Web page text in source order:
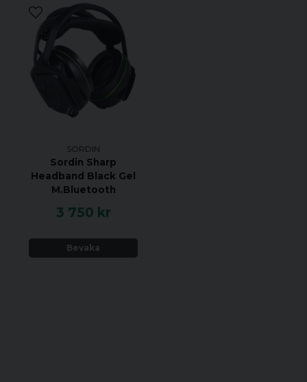
SORDIN
Sordin Sharp
Headband Black Gel
M.Bluetooth
3 750 kr
Bevaka